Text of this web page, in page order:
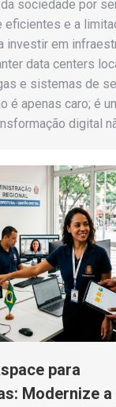
sociedade por
e a
investir em
data centers
e sistemas de
é apenas caro; é
digital
para
Modernize a